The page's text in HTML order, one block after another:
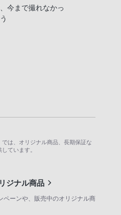
今まで撮れなかっ
は、オリジナル商品、長期保証な
ています。
ジナル商品
ペーンや、販売中のオリジナル商